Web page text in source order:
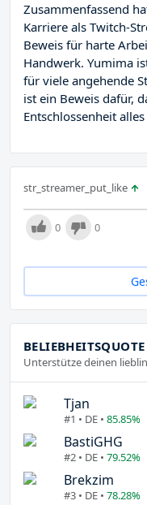
Zusammenfassend
Karriere als Twitch-
Beweis für harte
Handwerk. Yumima
für viele angehende
ist ein Beweis dafür,
Entschlossenheit
str_streamer_put_like
0 0
BELIEBHEITSQUOTE
Unterstütze deinen
Tjan
#1 • DE • 85.85%
BastiGHG
#2 • DE • 79.52%
Brekzim
#3 • DE • 78.28%